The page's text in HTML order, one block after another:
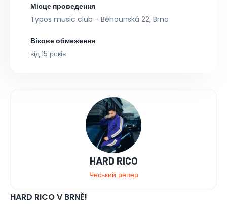
Місце проведення
Typos music club - Běhounská 22, Brno
Вікове обмеження
від 15 років
HARD RICO
Чеський репер
HARD RICO V BRNĚ!